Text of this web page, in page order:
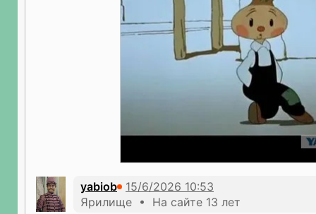
yabiob
Ярилище • На сайте 13 лет